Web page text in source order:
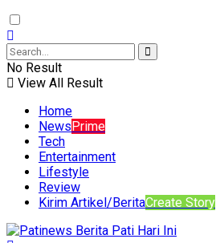
No Result
View All Result
Home
NewsPrime
Tech
Entertainment
Lifestyle
Review
Kirim Artikel/BeritaCreate Story